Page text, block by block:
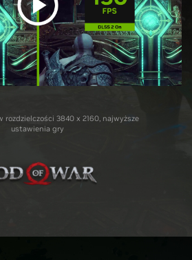
rozdzielczości 3840 x 2160, najwyższe
ustawienia gry